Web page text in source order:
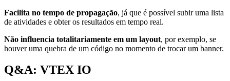
Facilita no tempo de propagação, já que é possível subir uma lista
de atividades e obter os resultados em tempo real.
Não influencia totalitariamente em um layout, por exemplo, se
houver uma quebra de um código no momento de trocar um banner.
Q&A: VTEX IO